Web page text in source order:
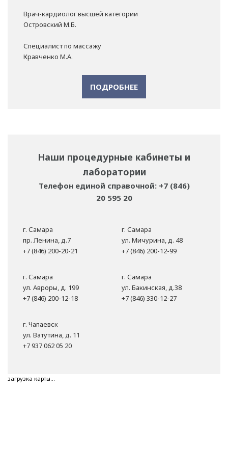
Врач-кардиолог высшей категории
Островский М.Б.
Специалист по массажу
Кравченко М.А.
ПОДРОБНЕЕ
Наши процедурные кабинеты и
лаборатории
Телефон единой справочной: +7 (846)
20 595 20
г. Самара
пр. Ленина, д.7
+7 (846) 200-20-21
г. Самара
ул. Мичурина, д. 48
+7 (846) 200-12-99
г. Самара
ул. Авроры, д. 199
+7 (846) 200-12-18
г. Самара
ул. Бакинская, д.38
+7 (846) 330-12-27
г. Чапаевск
ул. Ватутина, д. 11
+7 937 062 05 20
загрузка карты...